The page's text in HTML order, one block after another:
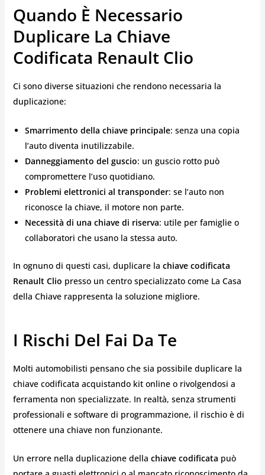
Quando È Necessario
Duplicare La Chiave
Codificata Renault Clio
Ci sono diverse situazioni che rendono necessaria la
duplicazione:
Smarrimento della chiave principale: senza una copia
l’auto diventa inutilizzabile.
Danneggiamento del guscio: un guscio rotto può
compromettere l’uso quotidiano.
Problemi elettronici al transponder: se l’auto non
riconosce la chiave, il motore non parte.
Necessità di una chiave di riserva: utile per famiglie o
collaboratori che usano la stessa auto.
In ognuno di questi casi, duplicare la chiave codificata
Renault Clio presso un centro specializzato come La Casa
della Chiave rappresenta la soluzione migliore.
I Rischi Del Fai Da Te
Molti automobilisti pensano che sia possibile duplicare la
chiave codificata acquistando kit online o rivolgendosi a
ferramenta non specializzate. In realtà, senza strumenti
professionali e software di programmazione, il rischio è di
ottenere una chiave non funzionante.
Un errore nella duplicazione della chiave codificata può